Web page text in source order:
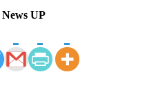
News UP